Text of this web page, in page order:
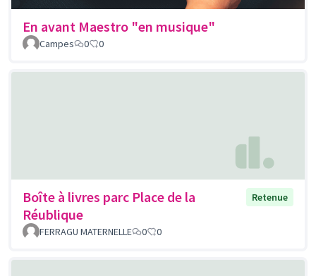
En avant Maestro "en musique"
Campes 0 0
Boîte à livres parc Place de la
Réublique
Retenue
FERRAGU MATERNELLE 0 0